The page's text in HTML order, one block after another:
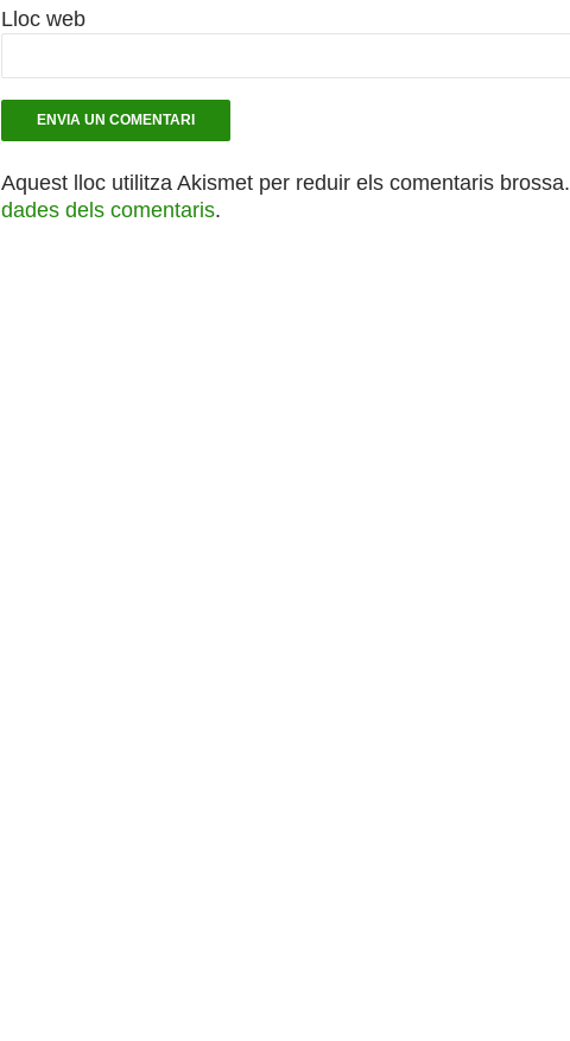
Lloc web
Aquest lloc utilitza Akismet per reduir els comentaris brossa.
dades dels comentaris.